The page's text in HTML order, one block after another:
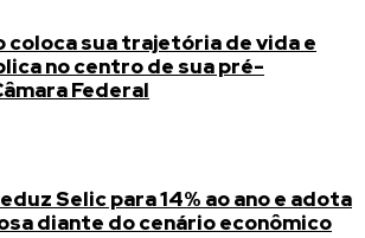
sua trajetória de vida e
no centro de sua pré-
Federal
Selic para 14% ao ano e adota
diante do cenário econômico